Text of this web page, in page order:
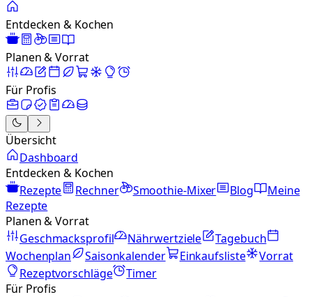
Entdecken & Kochen
Planen & Vorrat
Für Profis
Übersicht
Dashboard
Entdecken & Kochen
Rezepte
Rechner Smoothie-Mixer Blog
Meine
Rezepte
Planen & Vorrat
Geschmacksprofil
Nährwertziele
Tagebuch
Wochenplan
Saisonkalender Einkaufsliste
Vorrat
Rezeptvorschläge
Timer
Für Profis